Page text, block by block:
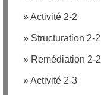
»Activité 2-2
» Structuration 2-2
» Remédiation 2-2
»Activité 2-3